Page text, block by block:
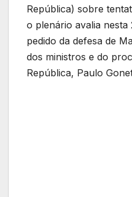
República) sobre
o plenário avalia nesta
pedido da defesa de
dos ministros e do
República, Paulo